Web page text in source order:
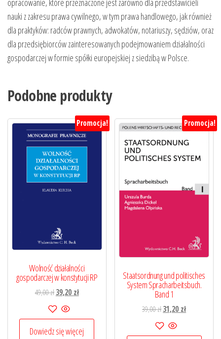
opracowanie, które przeznaczone jest zarówno dla przedstawicieli
nauki z zakresu prawa cywilnego, w tym prawa handlowego, jak również
dla praktyków: radców prawnych, adwokatów, notariuszy, sędziów, oraz
dla przedsiębiorców zainteresowanych podejmowaniem działalności
gospodarczej w formie spółki europejskiej z siedzibą w Polsce.
Podobne produkty
Promocja!
Wolność działalności
gospodarczej w konstytucji RP
49,00złPierwotna
cena
wynosiła:
49,00 zł.
39,20 złAktualna
39,20 zł.
Dowiedz się więcej
Promocja!
Staatsordnung und politisches
System Spracharbeitsbuch.
Band 1
39,00złPierwotna
cena
wynosiła:
31,20 złAktualna